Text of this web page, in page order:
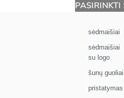
PASIRINKTI
sėdmaišiai
sėdmaišiai
su logo
šunų guoliai
pristatymas